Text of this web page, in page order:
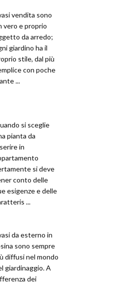
vendita sono
vero e proprio
da arredo;
giardino ha il
stile, dal più
con poche
...
si sceglie
pianta da
in
si deve
conto delle
esigenze e delle
...
da esterno in
sono sempre
diffusi nel mondo
giardinaggio. A
dei